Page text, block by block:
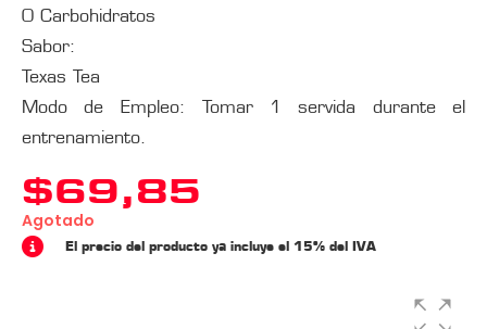
0 Carbohidratos
Sabor:
Texas Tea
Modo de Empleo: Tomar 1 servida durante el
entrenamiento.
$69,85
Agotado
El precio del producto ya incluye el 15% del IVA